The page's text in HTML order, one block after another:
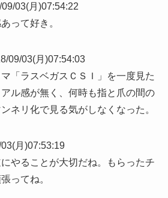
03(月)07:54:22
って好き。
09/03(月)07:54:03
「ラスベガスＣＳＩ」を一度見た
ル感が無く、何時も指と爪の間の
ネリ化で見る気がしなくなった。
月)07:53:19
やることが大切だね。もらったチ
ってね。